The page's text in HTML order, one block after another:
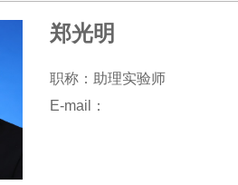
郑光明
职称：助理实验师
E-mail：